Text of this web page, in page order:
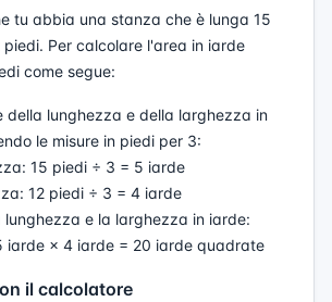
tu abbia una stanza che è lunga 15
piedi. Per calcolare l'area in iarde
come segue:
della lunghezza e della larghezza in
le misure in piedi per 3:
15 piedi ÷ 3 = 5 iarde
12 piedi ÷ 3 = 4 iarde
lunghezza e la larghezza in iarde:
iarde × 4 iarde = 20 iarde quadrate
il calcolatore